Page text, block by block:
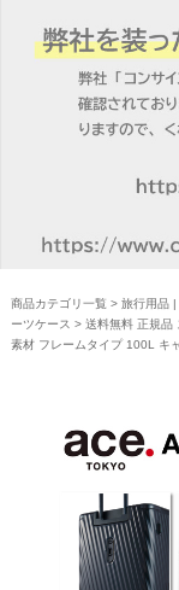
商品カテゴリ一覧 > 旅行用品
ーツケース > 送料無料 正規品
素材 フレームタイプ 100L キ